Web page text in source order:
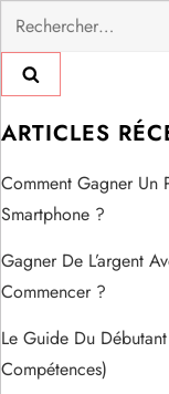
g
a
t
i
o
n
d
Rechercher :
ARTICLES
Comment Gagner Un
Smartphone ?
Gagner De L’argent
Commencer ?
Le Guide Du
Compétences)